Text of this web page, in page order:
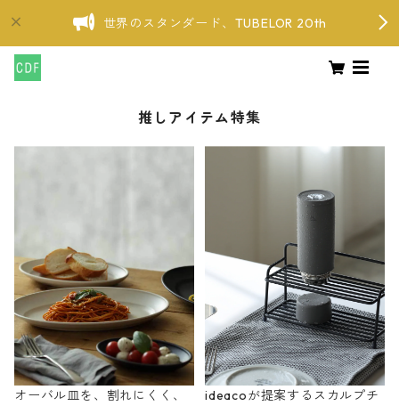
世界のスタンダード、TUBELOR 20th
推しアイテム特集
オーバル皿を、割れにくく、
ideacoが提案するスカルプチ